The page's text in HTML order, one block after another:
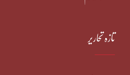
تازہ تحاریر